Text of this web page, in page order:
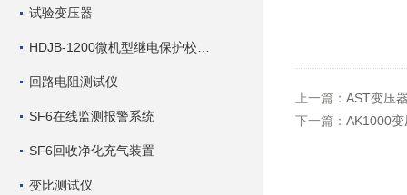
试验变压器
回路电阻测试仪
SF6在线监测报警系统
SF6回收净化充气装置
变比测试仪
上一篇： AST变压
下一篇： AK1000